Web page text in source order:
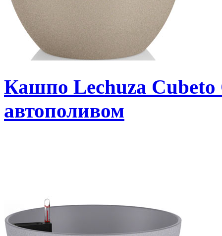
Кашпо Lechuza Cubeto
автополивом